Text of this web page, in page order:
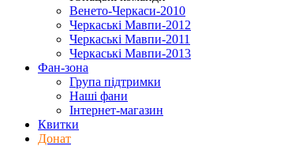
Венето-Черкаси-2010
Черкаські Мавпи-2012
Черкаські Мавпи-2011
Черкаські Мавпи-2013
Фан-зона
Група підтримки
Наші фани
Інтернет-магазин
Квитки
Донат